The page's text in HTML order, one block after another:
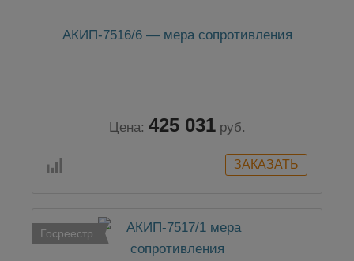
АКИП-7516/6 — мера сопротивления
Цена: 425 031 руб.
Госреестр